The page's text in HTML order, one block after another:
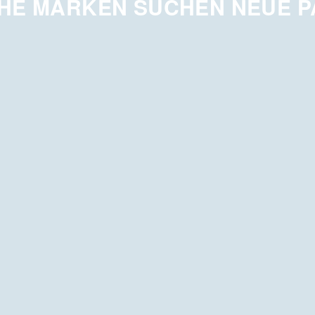
MARKEN SUCHEN NEUE